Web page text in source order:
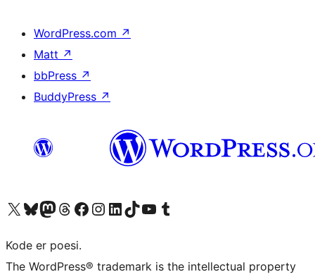
WordPress.com ↗
Matt ↗
bbPress ↗
BuddyPress ↗
Besøg vores X (tidligere Twitter) konto
Besøg vores Bluesky-konto
Besøg vores Mastodon konto
Besøg vores Threads-konto
Besøg vores Facebook sideBesøg vores Instagram konto
Besøg vores LinkedIn konto
Besøg vores TikTok-konto
Besøg vores YouTube-kanalBesøg vores Tumblr-konto
Kode er poesi.
The WordPress® trademark is the intellectual property